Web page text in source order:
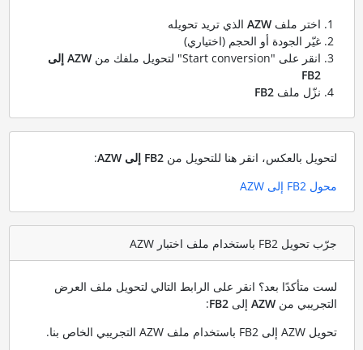
اختر ملف AZWالذي تريد تحويله
غيّر الجودة أو الحجم (اختياري)
انقر على "Start conversion" لتحويل ملفك من
AZW إلى
FB2
نزّل ملف FB2
لتحويل بالعكس، انقر هنا للتحويل من FB2 إلى AZW
:
محول FB2 إلى AZW
جرّب تحويل FB2 باستخدام ملف اختبار AZW
لست متأكدًا بعد؟ انقر على الرابط التالي لتحويل ملف العرض
التجريبي من AZWإلى FB2
:
تحويل AZW إلى FB2 باستخدام ملف AZW التجريبي الخاص بنا
.